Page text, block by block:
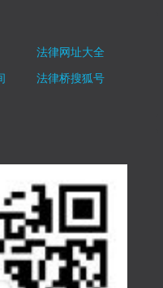
法律网址大全
法律桥搜狐号